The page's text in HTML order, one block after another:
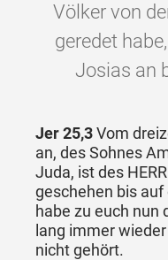
Völker von
geredet
Josias an
Jer 25,3Vom
an, des Sohnes
Juda, ist des
geschehen bis auf
habe zu euch nun
lang immer
nicht gehört.